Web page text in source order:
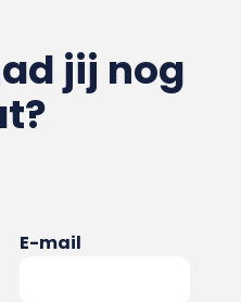
jij nog
E-mail